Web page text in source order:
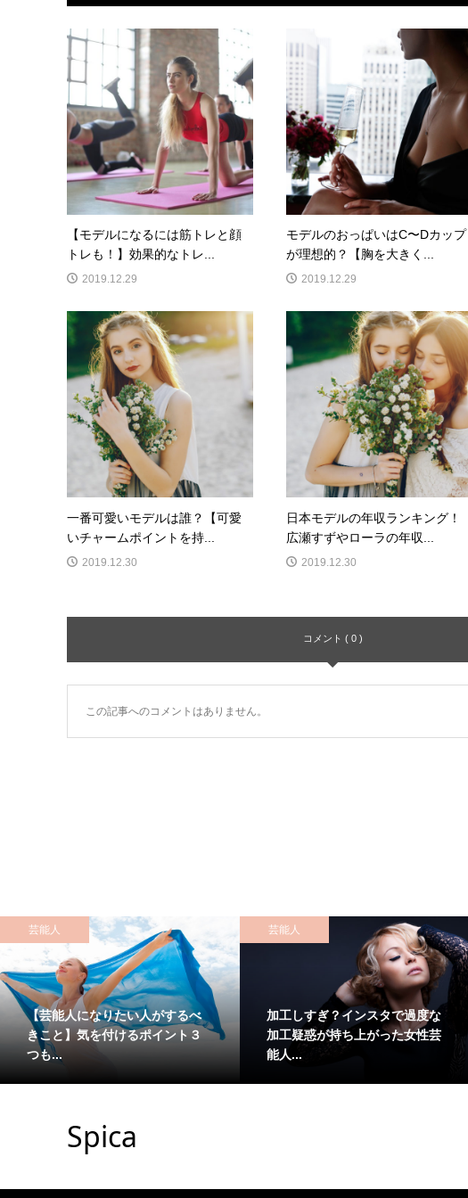
【モデルになるには筋トレと顔
トレも！】効果的なトレ...
2019.12.29
モデルのおっぱいはC〜Dカップ
が理想的？【胸を大きく...
2019.12.29
一番可愛いモデルは誰？【可愛
いチャームポイントを持...
2019.12.30
日本モデルの年収ランキング！
広瀬すずやローラの年収...
2019.12.30
コメント ( 0 )
この記事へのコメントはありません。
芸能人
【芸能人になりたい人がするべ
きこと】気を付けるポイント３
つも...
芸能人
加工しすぎ？インスタで過度な
加工疑惑が持ち上がった女性芸
能人...
Spica